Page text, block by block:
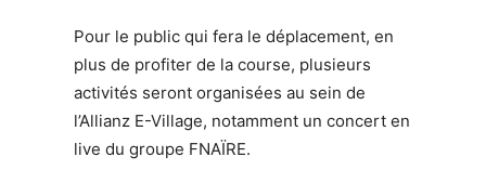
Pour le public qui fera le déplacement, en
plus de profiter de la course, plusieurs
activités seront organisées au sein de
l’Allianz E-Village, notamment un concert en
live du groupe FNAÏRE.